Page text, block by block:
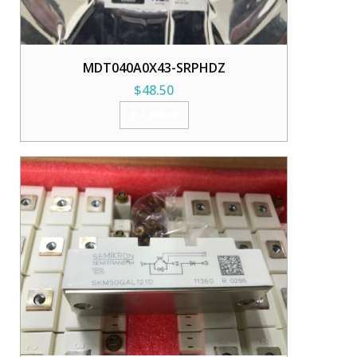
MDT040A0X43-SRPHDZ
$48.50